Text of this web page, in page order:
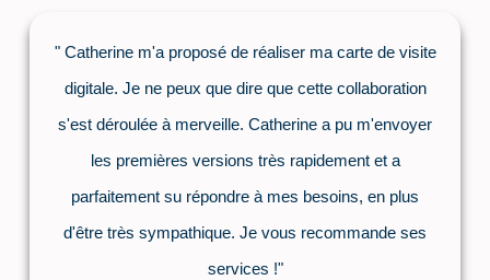
" Catherine m'a proposé de réaliser ma carte de visite
digitale. Je ne peux que dire que cette collaboration
s'est déroulée à merveille. Catherine a pu m'envoyer
les premières versions très rapidement et a
parfaitement su répondre à mes besoins, en plus
d'être très sympathique. Je vous recommande ses
services !"